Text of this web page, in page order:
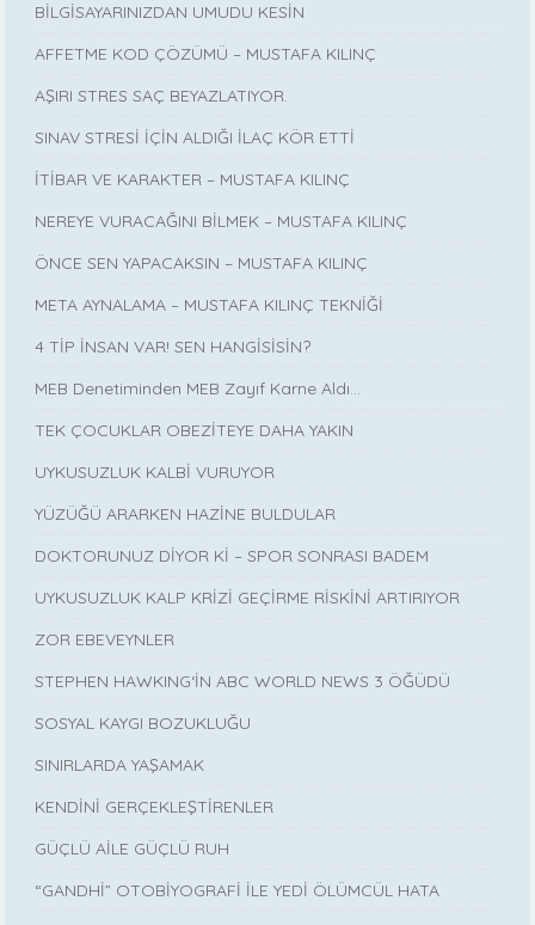
BİLGİSAYARINIZDAN UMUDU KESİN
AFFETME KOD ÇÖZÜMÜ – MUSTAFA KILINÇ
AŞIRI STRES SAÇ BEYAZLATIYOR.
SINAV STRESİ İÇİN ALDIĞI İLAÇ KÖR ETTİ
İTİBAR VE KARAKTER – MUSTAFA KILINÇ
NEREYE VURACAĞINI BİLMEK – MUSTAFA KILINÇ
ÖNCE SEN YAPACAKSIN – MUSTAFA KILINÇ
META AYNALAMA – MUSTAFA KILINÇ TEKNİĞİ
4 TİP İNSAN VAR! SEN HANGİSİSİN?
MEB Denetiminden MEB Zayıf Karne Aldı…
TEK ÇOCUKLAR OBEZİTEYE DAHA YAKIN
UYKUSUZLUK KALBİ VURUYOR
YÜZÜĞÜ ARARKEN HAZİNE BULDULAR
DOKTORUNUZ DİYOR Kİ – SPOR SONRASI BADEM
UYKUSUZLUK KALP KRİZİ GEÇİRME RİSKİNİ ARTIRIYOR
ZOR EBEVEYNLER
STEPHEN HAWKING‘İN ABC WORLD NEWS 3 ÖĞÜDÜ
SOSYAL KAYGI BOZUKLUĞU
SINIRLARDA YAŞAMAK
KENDİNİ GERÇEKLEŞTİRENLER
GÜÇLÜ AİLE GÜÇLÜ RUH
“GANDHİ” OTOBİYOGRAFİ İLE YEDİ ÖLÜMCÜL HATA